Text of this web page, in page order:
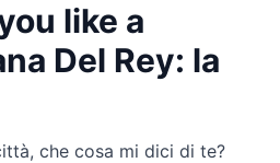
like a
Del Rey: la
che cosa mi dici di te?